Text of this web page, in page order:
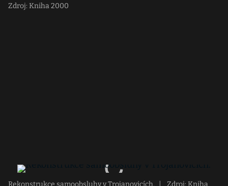
Zdroj: Kniha 2000
Rekonstrukce samoobsluhy v Trojanovicích. Zdroj: Kniha